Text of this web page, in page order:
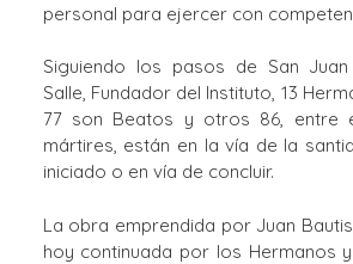
personal para ejercer con
Siguiendo los pasos de San
Salle, Fundador del Instituto, 13
77 son Beatos y otros 86, entre
mártires, están en la vía de la
iniciado o en vía de concluir.
La obra emprendida por Juan
hoy continuada por los Hermanos